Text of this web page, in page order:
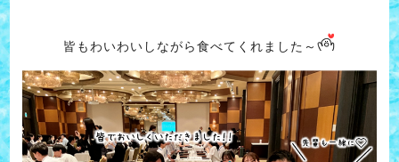
皆もわいわいしながら食べてくれました～